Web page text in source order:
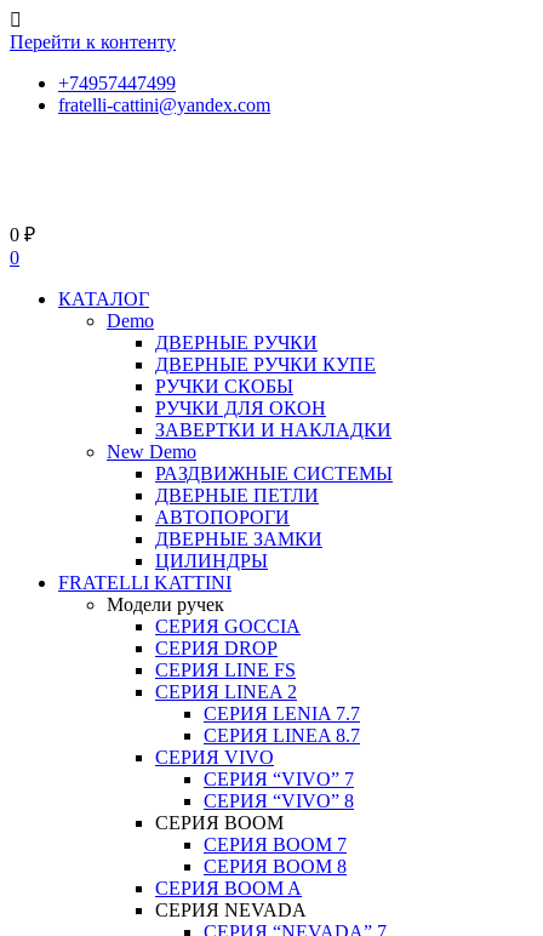
Перейти к контенту
+74957447499
fratelli-cattini@yandex.com
0 ₽
0
КАТАЛОГ
Demo
ДВЕРНЫЕ РУЧКИ
ДВЕРНЫЕ РУЧКИ КУПЕ
РУЧКИ СКОБЫ
РУЧКИ ДЛЯ ОКОН
ЗАВЕРТКИ И НАКЛАДКИ
New Demo
РАЗДВИЖНЫЕ СИСТЕМЫ
ДВЕРНЫЕ ПЕТЛИ
АВТОПОРОГИ
ДВЕРНЫЕ ЗАМКИ
ЦИЛИНДРЫ
FRATELLI KATTINI
Модели ручек
СЕРИЯ GOCCIA
СЕРИЯ DROP
СЕРИЯ LINE FS
СЕРИЯ LINEA 2
СЕРИЯ LENIA 7.7
СЕРИЯ LINEA 8.7
СЕРИЯ VIVO
СЕРИЯ “VIVO” 7
СЕРИЯ “VIVO” 8
СЕРИЯ ВOOM
СЕРИЯ ВOOM 7
СЕРИЯ ВOOM 8
СЕРИЯ ВOOM A
СЕРИЯ NEVADA